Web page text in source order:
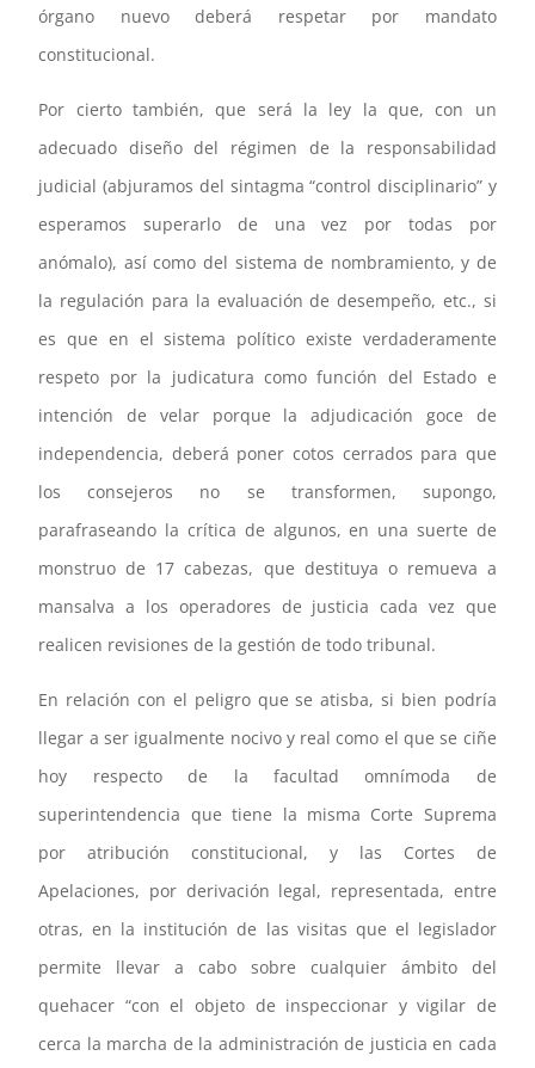
órgano nuevo deberá respetar por mandato
constitucional.
Por cierto también, que será la ley la que, con un
adecuado diseño del régimen de la responsabilidad
judicial (abjuramos del sintagma “control disciplinario” y
esperamos superarlo de una vez por todas por
anómalo), así como del sistema de nombramiento, y de
la regulación para la evaluación de desempeño, etc., si
es que en el sistema político existe verdaderamente
respeto por la judicatura como función del Estado e
intención de velar porque la adjudicación goce de
independencia, deberá poner cotos cerrados para que
los consejeros no se transformen, supongo,
parafraseando la crítica de algunos, en una suerte de
monstruo de 17 cabezas, que destituya o remueva a
mansalva a los operadores de justicia cada vez que
realicen revisiones de la gestión de todo tribunal.
En relación con el peligro que se atisba, si bien podría
llegar a ser igualmente nocivo y real como el que se ciñe
hoy respecto de la facultad omnímoda de
superintendencia que tiene la misma Corte Suprema
por atribución constitucional, y las Cortes de
Apelaciones, por derivación legal, representada, entre
otras, en la institución de las visitas que el legislador
permite llevar a cabo sobre cualquier ámbito del
quehacer “con el objeto de inspeccionar y vigilar de
cerca la marcha de la administración de justicia en cada